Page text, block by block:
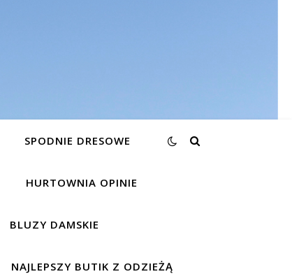
SPODNIE DRESOWE
HURTOWNIA OPINIE
BLUZY DAMSKIE
NAJLEPSZY BUTIK Z ODZIEŻĄ